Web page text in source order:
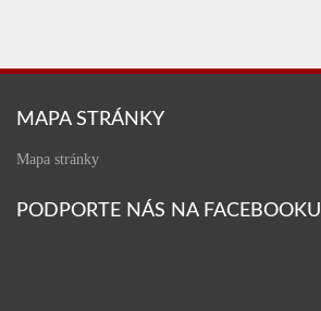
MAPA STRÁNKY
Mapa stránky
PODPORTE NÁS NA FACEBOOKU